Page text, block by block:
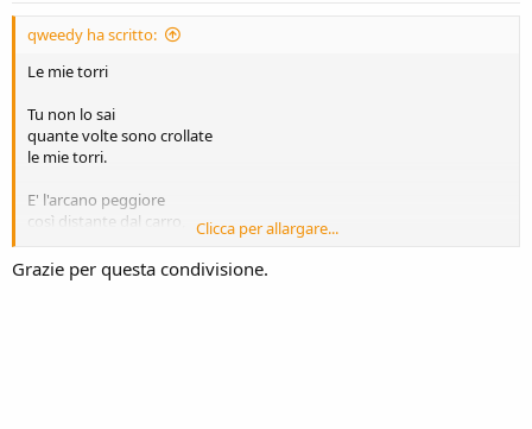
qweedy ha scritto:
Le mie torri
Tu non lo sai
quante volte sono crollate
le mie torri.
E' l'arcano peggiore
così distante dal carro,
Annoto sul destino,
Clicca per allargare...
Grazie per questa condivisione.